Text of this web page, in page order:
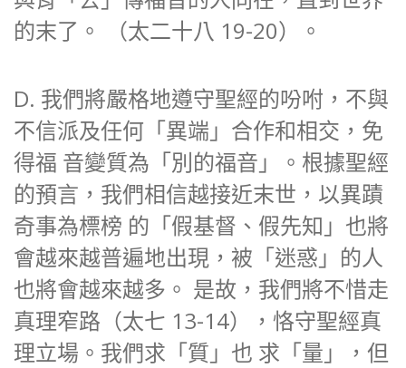
的末了。 （太二十八 19-20）。
D. 我們將嚴格地遵守聖經的吩咐，不與
不信派及任何「異端」合作和相交，免
得福 音變質為「別的福音」。根據聖經
的預言，我們相信越接近末世，以異蹟
奇事為標榜 的「假基督、假先知」也將
會越來越普遍地出現，被「迷惑」的人
也將會越來越多。 是故，我們將不惜走
真理窄路（太七 13-14），恪守聖經真
理立場。我們求「質」也 求「量」，但